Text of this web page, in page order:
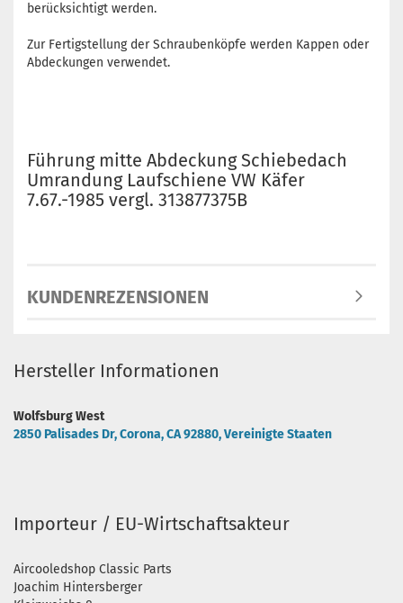
berücksichtigt werden.
Zur Fertigstellung der Schraubenköpfe werden Kappen oder
Abdeckungen verwendet.
Führung mitte Abdeckung Schiebedach
Umrandung Laufschiene VW Käfer
7.67.-1985 vergl. 313877375B
KUNDENREZENSIONEN
Hersteller Informationen
Wolfsburg West
2850 Palisades Dr, Corona, CA 92880, Vereinigte Staaten
Importeur / EU-Wirtschaftsakteur
Aircooledshop Classic Parts
Joachim Hintersberger